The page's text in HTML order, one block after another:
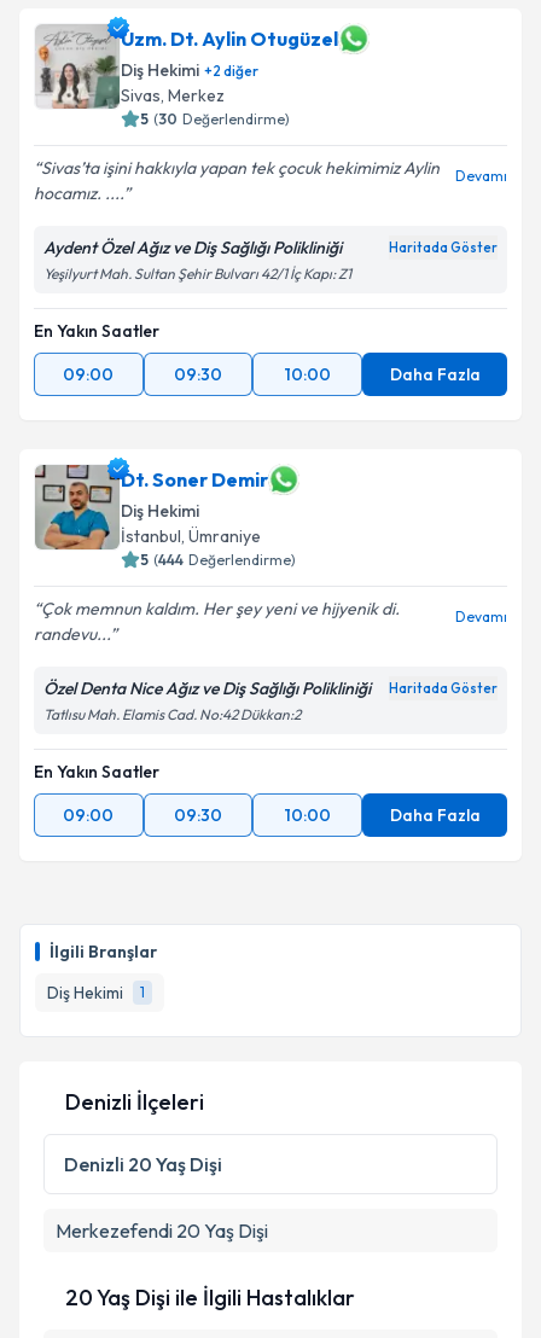
İlgili Branşlar
Diş Hekimi
1
Uzm. Dt. Aylin Otugüzel
Diş Hekimi +2 diğer
Sivas, Merkez
5 (30 Değerlendirme)
Sivas’ta işini hakkıyla yapan tek çocuk hekimimiz Aylin
hocamız. ....
Devamı
Aydent Özel Ağız ve Diş Sağlığı Polikliniği Haritada Göster
Yeşilyurt Mah. Sultan Şehir Bulvarı 42/1 İç Kapı: Z1
En Yakın Saatler
09:00
09:30 10:00 Daha Fazla
Dt. Soner Demir
Diş Hekimi
İstanbul, Ümraniye
5 (444 Değerlendirme)
Çok memnun kaldım. Her şey yeni ve hijyenik di.
randevu...
Devamı
Özel Denta Nice Ağız ve Diş Sağlığı Polikliniği Haritada Göster
Tatlısu Mah. Elamis Cad. No:42 Dükkan:2
En Yakın Saatler
09:00
09:30 10:00 Daha Fazla
Denizli İlçeleri
Denizli 20 Yaş Dişi
Merkezefendi 20 Yaş Dişi
20 Yaş Dişi ile İlgili Hastalıklar